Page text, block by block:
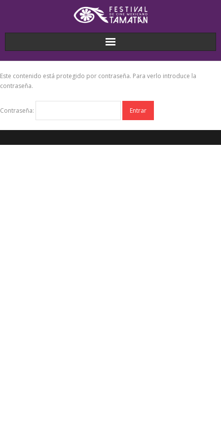
Este contenido está protegido por contraseña. Para verlo introduce la
contraseña.
Contraseña: